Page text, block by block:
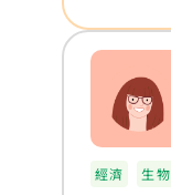
經濟 生物